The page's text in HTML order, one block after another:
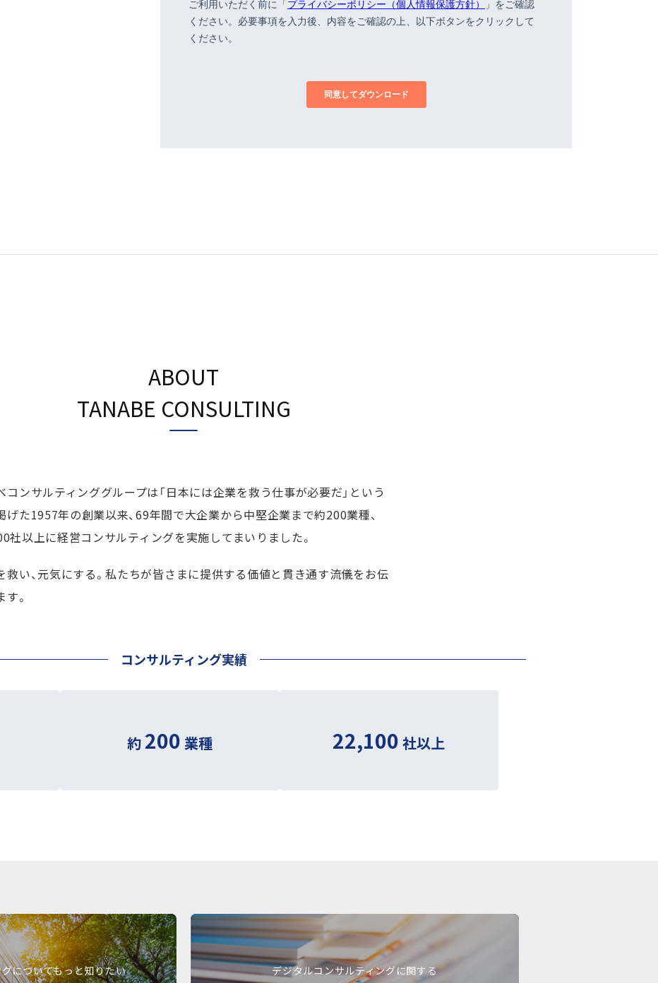
ABOUT
TANABE CONSULTING
コンサルティンググループは「日本には企業を救う仕事が必要だ」という
げた1957年の創業以来、69年間で大企業から中堅企業まで約200業種、
社以上に経営コンサルティングを実施してまいりました。
救い、元気にする。私たちが皆さまに提供する価値と貫き通す流儀をお伝
す。
コンサルティング実績
約 200 業種 22,100 社以上
についてもっと知りたい デジタルコンサルティングに関する